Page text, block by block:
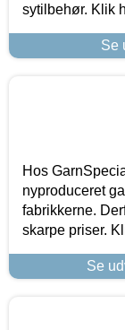
sytilbehør. Klik
Se
Hos
nyproduceret
fabrikkerne.
skarpe priser.
Se